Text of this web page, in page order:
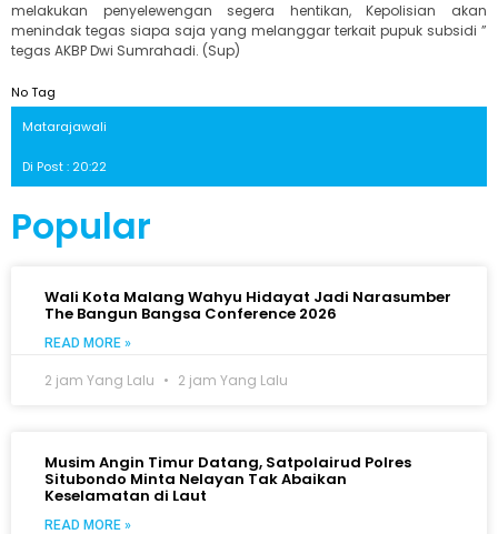
melakukan penyelewengan segera hentikan, Kepolisian akan
menindak tegas siapa saja yang melanggar terkait pupuk subsidi ”
tegas AKBP Dwi Sumrahadi. (Sup)
No Tag
Matarajawali
Di Post : 20:22
Popular
Wali Kota Malang Wahyu Hidayat Jadi Narasumber
The Bangun Bangsa Conference 2026
READ MORE »
2 jam Yang Lalu 2 jam Yang Lalu
Musim Angin Timur Datang, Satpolairud Polres
Situbondo Minta Nelayan Tak Abaikan
Keselamatan di Laut
READ MORE »